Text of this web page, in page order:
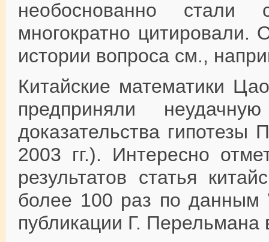
необоснованно стали
многократно цитировали.
истории вопроса см.,
Китайские математики
предприняли
доказательства
2003 гг.). Интересно
результатов статья
более 100 раз по данным
публикации Г.